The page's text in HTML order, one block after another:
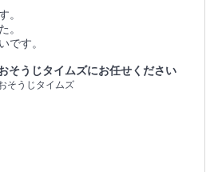
。
。
です。
そうじタイムズにお任せください
そうじタイムズ